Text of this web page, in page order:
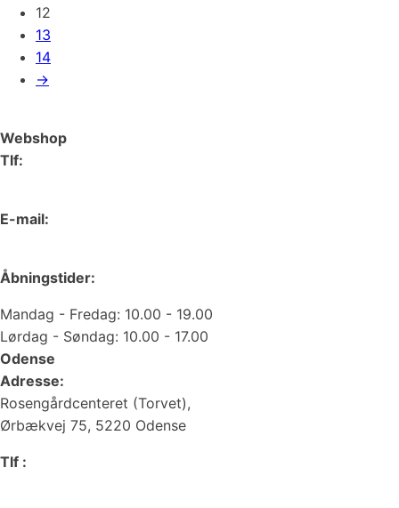
12
13
14
→
Webshop
Tlf:
E-mail:
Åbningstider:
Mandag - Fredag: 10.00 - 19.00
Lørdag - Søndag: 10.00 - 17.00
Odense
Adresse:
Rosengårdcenteret (Torvet),
Ørbækvej 75, 5220 Odense
Tlf :